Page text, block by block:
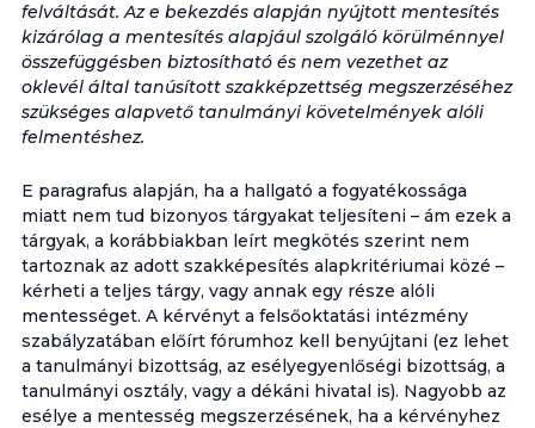
felváltását. Az e bekezdés alapján nyújtott mentesítés
kizárólag a mentesítés alapjául szolgáló körülménnyel
összefüggésben biztosítható és nem vezethet az
oklevél által tanúsított szakképzettség megszerzéséhez
szükséges alapvető tanulmányi követelmények alóli
felmentéshez.
E paragrafus alapján, ha a hallgató a fogyatékossága
miatt nem tud bizonyos tárgyakat teljesíteni – ám ezek a
tárgyak, a korábbiakban leírt megkötés szerint nem
tartoznak az adott szakképesítés alapkritériumai közé –
kérheti a teljes tárgy, vagy annak egy része alóli
mentességet. A kérvényt a felsőoktatási intézmény
szabályzatában előírt fórumhoz kell benyújtani (ez lehet
a tanulmányi bizottság, az esélyegyenlőségi bizottság, a
tanulmányi osztály, vagy a dékáni hivatal is). Nagyobb az
esélye a mentesség megszerzésének, ha a kérvényhez